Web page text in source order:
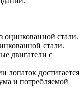
оцинкованной стали.
стали.
двигатели с
лопаток достигается
и потребляемой